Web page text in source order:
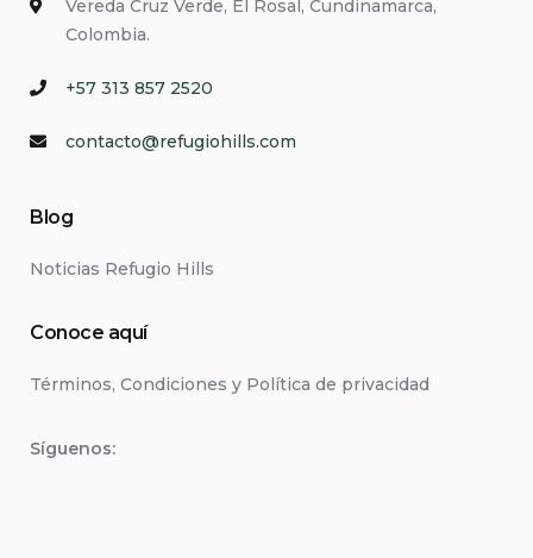
Vereda Cruz Verde, El Rosal, Cundinamarca,
Colombia.
+57 313 857 2520
contacto@refugiohills.com
Blog
Noticias Refugio Hills
Conoce aquí
Términos, Condiciones y Política de privacidad
Síguenos: